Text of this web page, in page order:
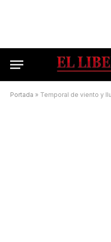
Portada » Temporal de viento y lluvia